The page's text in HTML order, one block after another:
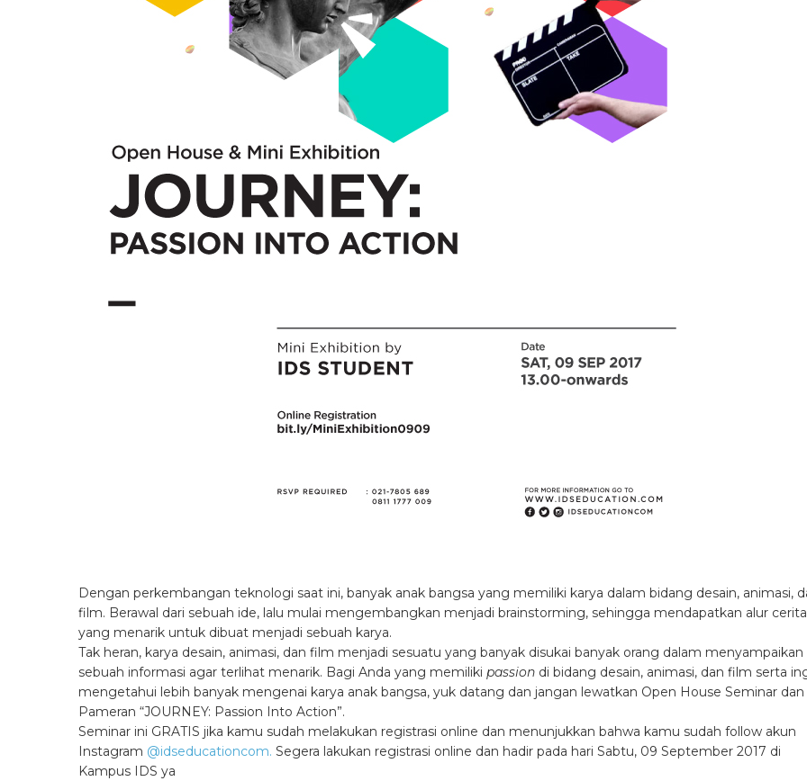
Dengan perkembangan teknologi saat ini, banyak anak bangsa yang memiliki karya dalam bidang desain, animasi,
film. Berawal dari sebuah ide, lalu mulai mengembangkan menjadi brainstorming, sehingga mendapatkan alur cerita
yang menarik untuk dibuat menjadi sebuah karya.
Tak heran, karya desain, animasi, dan film menjadi sesuatu yang banyak disukai banyak orang dalam menyampaikan
sebuah informasi agar terlihat menarik. Bagi Anda yang memiliki passion di bidang desain, animasi, dan film serta
mengetahui lebih banyak mengenai karya anak bangsa, yuk datang dan jangan lewatkan Open House Seminar dan
Pameran “JOURNEY: Passion Into Action”.
Seminar ini GRATIS jika kamu sudah melakukan registrasi online dan menunjukkan bahwa kamu sudah follow akun
Instagram @idseducationcom. Segera lakukan registrasi online dan hadir pada hari Sabtu, 09 September 2017 di
Kampus IDS ya